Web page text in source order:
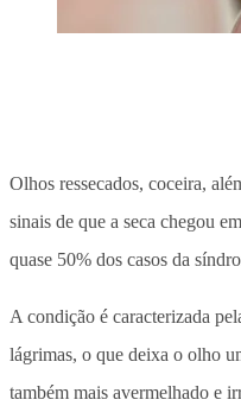
Olhos ressecados, coceira,
sinais de que a seca chegou
quase 50% dos casos da
A condição é caracterizada
lágrimas, o que deixa o olho
também mais avermelhado e